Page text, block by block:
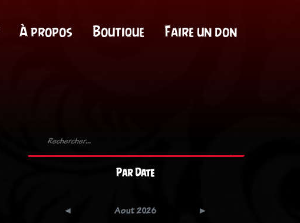
À propos Boutique Faire un don
Par Date
Aout 2026